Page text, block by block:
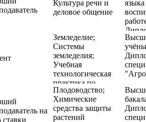
Культура речи и
деловое общение
Земледелие;
Системы
земледелия;
Учебная
технологическая
практика по
земледелию
на
ставки
Плодоводство;
Химические
средства защиты
растений